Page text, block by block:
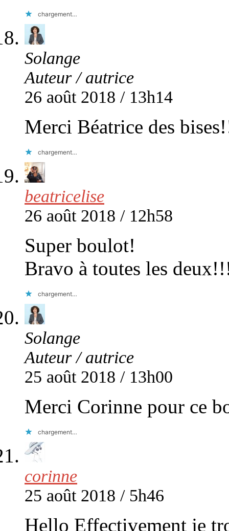
chargement…
Solange
Auteur / autrice
26 août 2018 / 13h14
Merci Béatrice des
chargement…
beatricelise
26 août 2018 / 12h58
Super boulot!
Bravo à toutes les
chargement…
Solange
Auteur / autrice
25 août 2018 / 13h00
Merci Corinne pour ce
chargement…
corinne
25 août 2018 / 5h46
Hello Effectivement je